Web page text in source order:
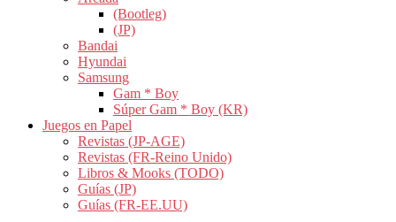
(Bootleg)
(JP)
Bandai
Hyundai
Samsung
Gam * Boy
Súper Gam * Boy (KR)
Juegos en Papel
Revistas (JP-AGE)
Revistas (FR-Reino Unido)
Libros & Mooks (TODO)
Guías (JP)
Guías (FR-EE.UU)